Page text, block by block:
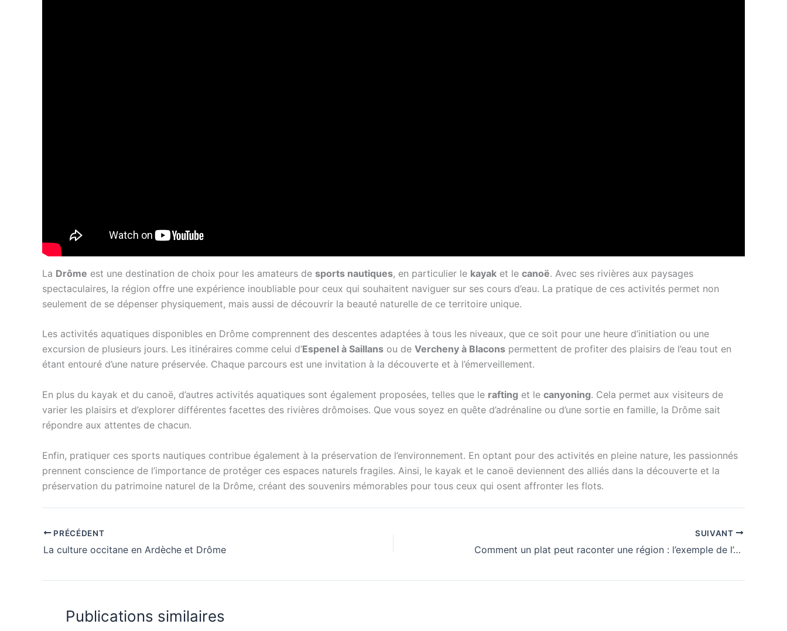
La Drôme est une destination de choix pour les amateurs de sports nautiques, en particulier le kayak et le canoë. Avec ses rivières aux paysages
spectaculaires, la région offre une expérience inoubliable pour ceux qui souhaitent naviguer sur ses cours d’eau. La pratique de ces activités permet non
seulement de se dépenser physiquement, mais aussi de découvrir la beauté naturelle de ce territoire unique.
Les activités aquatiques disponibles en Drôme comprennent des descentes adaptées à tous les niveaux, que ce soit pour une heure d’initiation ou une
excursion de plusieurs jours. Les itinéraires comme celui d’Espenel à Saillans ou de Vercheny à Blacons permettent de profiter des plaisirs de l’eau tout en
étant entouré d’une nature préservée. Chaque parcours est une invitation à la découverte et à l’émerveillement.
En plus du kayak et du canoë, d’autres activités aquatiques sont également proposées, telles que le rafting et le canyoning. Cela permet aux visiteurs de
varier les plaisirs et d’explorer différentes facettes des rivières drômoises. Que vous soyez en quête d’adrénaline ou d’une sortie en famille, la Drôme sait
répondre aux attentes de chacun.
Enfin, pratiquer ces sports nautiques contribue également à la préservation de l’environnement. En optant pour des activités en pleine nature, les passionnés
prennent conscience de l’importance de protéger ces espaces naturels fragiles. Ainsi, le kayak et le canoë deviennent des alliés dans la découverte et la
préservation du patrimoine naturel de la Drôme, créant des souvenirs mémorables pour tous ceux qui osent affronter les flots.
PRÉCÉDENT
La culture occitane en Ardèche et Drôme
SUIVANT
Comment un plat peut raconter une région : l’exemple de l’Ardèche
Publications similaires